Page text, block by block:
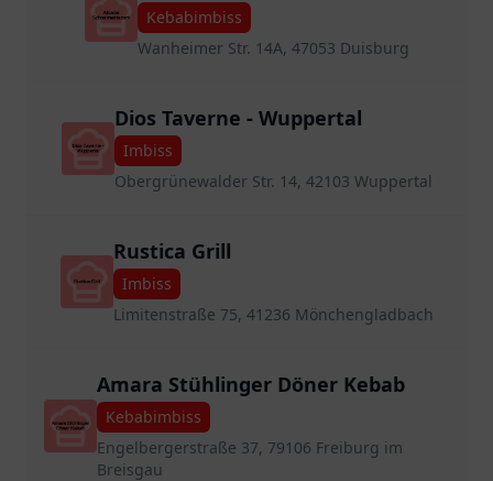
Kebabimbiss
Wanheimer Str. 14A, 47053 Duisburg
Dios Taverne - Wuppertal
Imbiss
Obergrünewalder Str. 14, 42103 Wuppertal
Rustica Grill
Imbiss
Limitenstraße 75, 41236 Mönchengladbach
Amara Stühlinger Döner Kebab
Kebabimbiss
Engelbergerstraße 37, 79106 Freiburg im
Breisgau